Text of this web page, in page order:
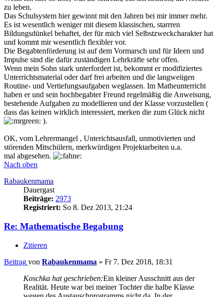
zu leben.
Das Schulsystem hier gewinnt mit den Jahren bei mir immer mehr.
Es ist wesentlich weniger mit diesem klassischen, starrren
Bildungsdünkel behaftet, der für mich viel Selbstzweckcharakter hat
und kommt mir wesentlich flexibler vor.
Die Begabtenförderung ist auf dem Vormarsch und für Ideen und
Impulse sind die dafür zuständigen Lehrkräfte sehr offen.
Wenn mein Sohn stark unterfordert ist, bekommt er modifiziertes
Unterrichtsmaterial oder darf frei arbeiten und die langweiigen
Routine- und Vertiefungsaufgaben weglassen. Im Matheunterricht
haben er und sein hochbegabter Freund regelmäßig die Anweisung,
bestehende Aufgaben zu modellieren und der Klasse vorzustellen (
dass das keinen wirklich interessiert, merken die zum Glück nicht
).
OK, vom Lehrermangel , Unterichtsausfall, unmotivierten und
störenden Mitschülern, merkwürdigen Projektarbeiten u.a.
mal abgesehen.
Nach oben
Rabaukenmama
Dauergast
Beiträge: 2973
Registriert: So 8. Dez 2013, 21:24
Re: Mathematische Begabung
Zitieren
Beitrag von Rabaukenmama » Fr 7. Dez 2018, 18:31
Koschka hat geschrieben:Ein kleiner Ausschnitt aus der
Realität. Heute war bei meiner Tochter die halbe Klasse